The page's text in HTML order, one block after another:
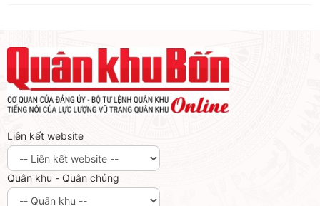
Liên kết website
Quân khu - Quân chủng